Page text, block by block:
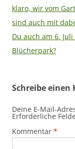
klaro, wir vom
sind auch mit
Du auch am 6.
Blücherpark?
Schreibe einen
Deine E-Mail-
Erforderliche
Kommentar *